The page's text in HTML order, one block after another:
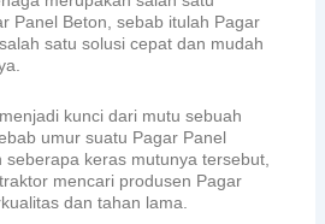
Panel Beton, sebab itulah Pagar
satu solusi cepat dan mudah
kunci dari mutu sebuah
umur suatu Pagar Panel
seberapa keras mutunya tersebut,
mencari produsen Pagar
dan tahan lama.